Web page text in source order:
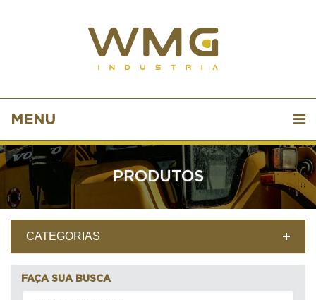
MENU
PRODUTOS
CATEGORIAS
FAÇA SUA BUSCA